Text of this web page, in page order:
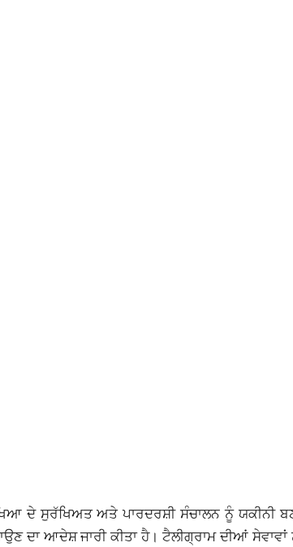
ਦੇ ਸੁਰੱਖਿਅਤ ਅਤੇ ਪਾਰਦਰਸ਼ੀ ਸੰਚਾਲਨ ਨੂੰ ਯਕੀਨੀ
ਦਾ ਆਦੇਸ਼ ਜਾਰੀ ਕੀਤਾ ਹੈ। ਟੈਲੀਗ੍ਰਾਮ ਦੀਆਂ